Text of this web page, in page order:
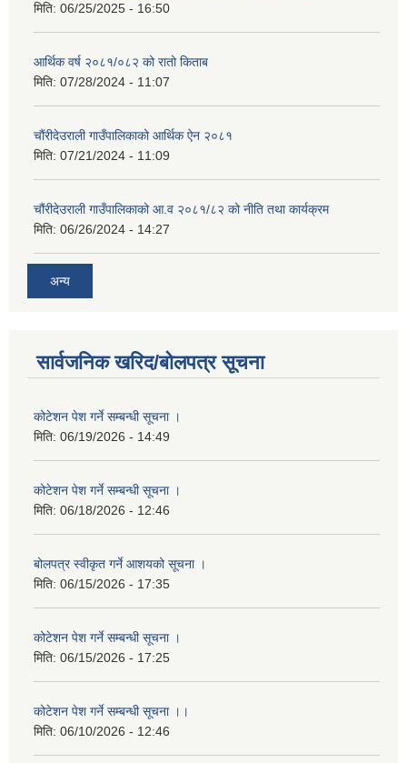
मिति: 06/25/2025 - 16:50
आर्थिक वर्ष २०८१/०८२ को रातो किताब
मिति: 07/28/2024 - 11:07
चौंरीदेउराली गाउँपालिकाको आर्थिक ऐन २०८१
मिति: 07/21/2024 - 11:09
चौंरीदेउराली गाउँपालिकाको आ.व २०८१/८२ को नीति तथा कार्यक्रम
मिति: 06/26/2024 - 14:27
अन्य
सार्वजनिक खरिद/बोलपत्र सूचना
कोटेशन पेश गर्ने सम्बन्धी सूचना ।
मिति: 06/19/2026 - 14:49
कोटेशन पेश गर्ने सम्बन्धी सूचना ।
मिति: 06/18/2026 - 12:46
बोलपत्र स्वीकृत गर्ने आशयको सूचना ।
मिति: 06/15/2026 - 17:35
कोटेशन पेश गर्ने सम्बन्धी सूचना ।
मिति: 06/15/2026 - 17:25
कोटेशन पेश गर्ने सम्बन्धी सूचना ।।
मिति: 06/10/2026 - 12:46